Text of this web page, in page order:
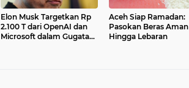
Elon Musk Targetkan Rp
2.100 T dari OpenAI dan
Microsoft dalam Gugatan
Aceh Siap Ramadan:
Pasokan Beras Aman
Hingga Lebaran